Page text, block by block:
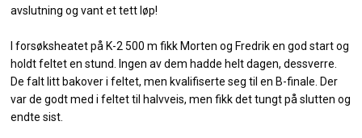
avslutning og vant et tett løp!
I forsøksheatet på K-2 500 m fikk Morten og Fredrik en god start og
holdt feltet en stund. Ingen av dem hadde helt dagen, dessverre.
De falt litt bakover i feltet, men kvalifiserte seg til en B-finale. Der
var de godt med i feltet til halvveis, men fikk det tungt på slutten og
endte sist.